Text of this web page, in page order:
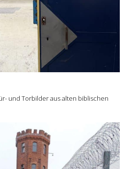
und Torbilder aus alten biblischen